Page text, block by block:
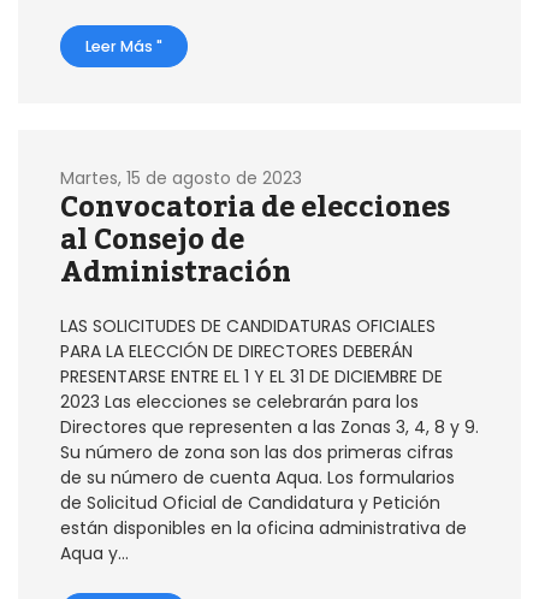
Leer Más "
Martes, 15 de agosto de 2023
Convocatoria de elecciones
al Consejo de
Administración
LAS SOLICITUDES DE CANDIDATURAS OFICIALES
PARA LA ELECCIÓN DE DIRECTORES DEBERÁN
PRESENTARSE ENTRE EL 1 Y EL 31 DE DICIEMBRE DE
2023 Las elecciones se celebrarán para los
Directores que representen a las Zonas 3, 4, 8 y 9.
Su número de zona son las dos primeras cifras
de su número de cuenta Aqua. Los formularios
de Solicitud Oficial de Candidatura y Petición
están disponibles en la oficina administrativa de
Aqua y...